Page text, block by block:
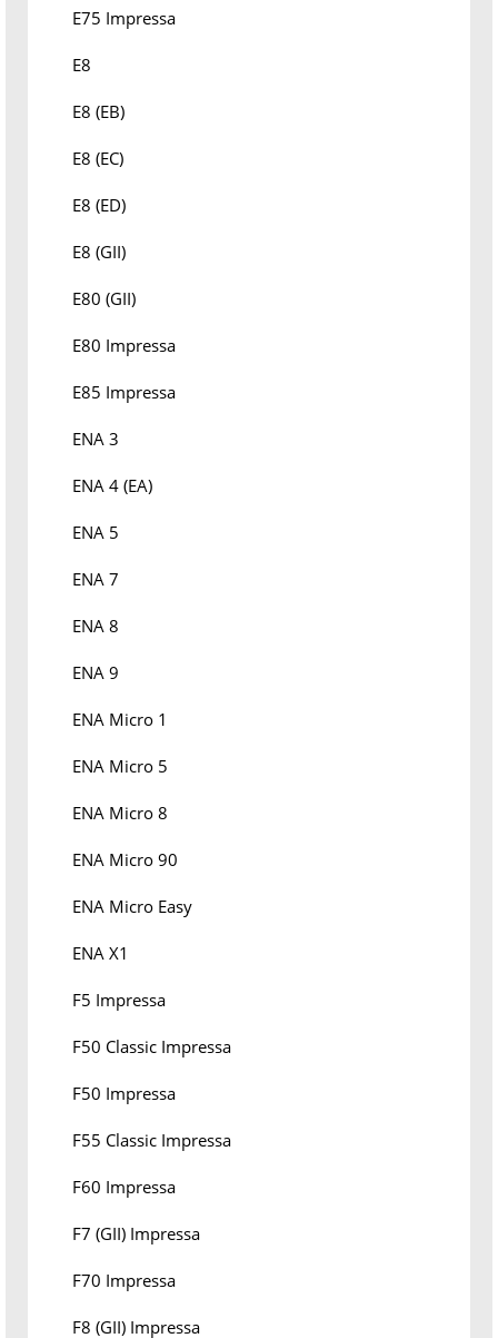
E75 Impressa
E8
E8 (EB)
E8 (EC)
E8 (ED)
E8 (GII)
E80 (GII)
E80 Impressa
E85 Impressa
ENA 3
ENA 4 (EA)
ENA 5
ENA 7
ENA 8
ENA 9
ENA Micro 1
ENA Micro 5
ENA Micro 8
ENA Micro 90
ENA Micro Easy
ENA X1
F5 Impressa
F50 Classic Impressa
F50 Impressa
F55 Classic Impressa
F60 Impressa
F7 (GII) Impressa
F70 Impressa
F8 (GII) Impressa